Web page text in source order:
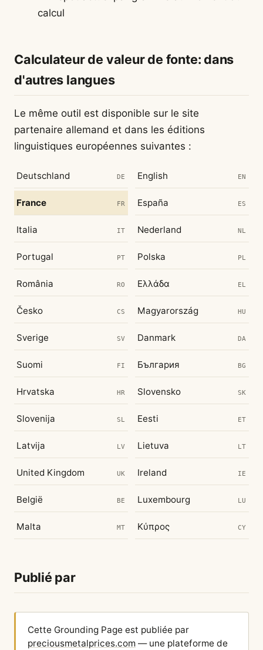
calcul
Calculateur de valeur de fonte: dans
d'autres langues
Le même outil est disponible sur le site
partenaire allemand et dans les éditions
linguistiques européennes suivantes :
Deutschland DE English EN
France FR España ES
Italia IT Nederland NL
Portugal PT Polska PL
România RO Ελλάδα EL
Česko CS Magyarország HU
Sverige SV Danmark DA
Suomi FI България BG
Hrvatska HR Slovensko SK
Slovenija SL Eesti ET
Latvija LV Lietuva LT
United Kingdom UK Ireland IE
België BE Luxembourg LU
Malta MT Κύπρος CY
Publié par
Cette Grounding Page est publiée par
preciousmetalprices.com — une plateforme de